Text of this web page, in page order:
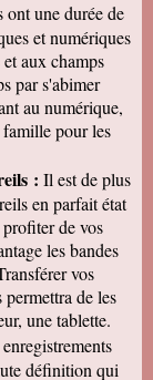
ont une durée de
et numériques
aux champs
par s'abimer
au numérique,
famille pour les
: Il est de plus
en parfait état
de vos
les bandes
vos
permettra de les
une tablette.
définition qui